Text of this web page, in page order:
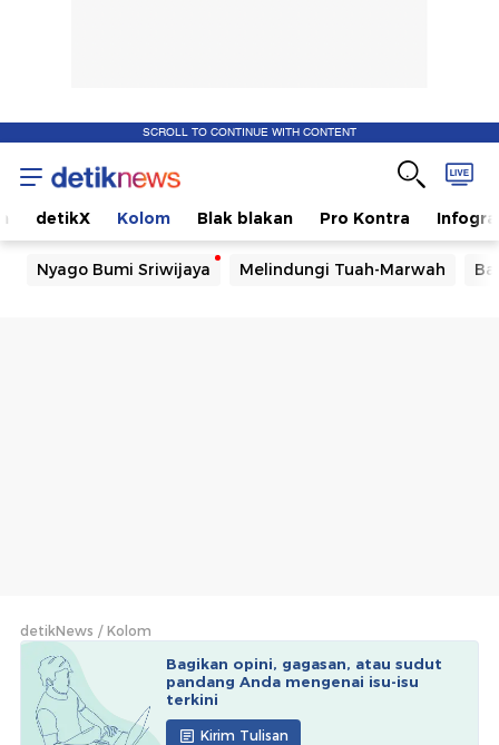
SCROLL TO CONTINUE WITH CONTENT
detikX Kolom Blak blakan Pro Kontra
Nyago Bumi Sriwijaya Melindungi Tuah-Marwah
detikNews Kolom
Bagikan opini, gagasan, atau sudut
pandang Anda mengenai isu-isu
terkini
Kirim Tulisan